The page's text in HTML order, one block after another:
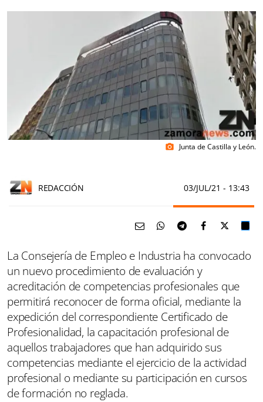
photo_camera Junta de Castilla y León.
REDACCIÓN 03/JUL/21 - 13:43
La Consejería de Empleo e Industria ha convocado
un nuevo procedimiento de evaluación y
acreditación de competencias profesionales que
permitirá reconocer de forma oficial, mediante la
expedición del correspondiente Certificado de
Profesionalidad, la capacitación profesional de
aquellos trabajadores que han adquirido sus
competencias mediante el ejercicio de la actividad
profesional o mediante su participación en cursos
de formación no reglada.